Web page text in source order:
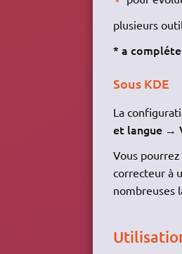
plusieurs
* a
Sous KDE
La
et langue→
Vous
correcteur à
nombreuses